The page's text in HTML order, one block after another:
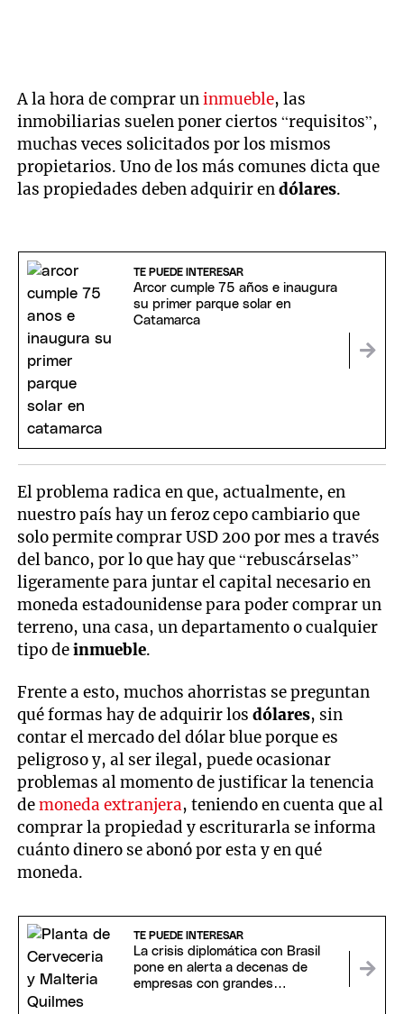
A la hora de comprar uninmueble, las
inmobiliarias suelen poner ciertos “requisitos”,
muchas veces solicitados por los mismos
propietarios. Uno de los más comunes dicta que
las propiedades deben adquirir endólares.
TE PUEDE INTERESAR
Arcor cumple 75 años e inaugura
su primer parque solar en
Catamarca
El problema radica en que, actualmente, en
nuestro país hay un feroz cepo cambiario que
solo permite comprar USD 200 por mes a través
del banco, por lo que hay que “rebuscárselas”
ligeramente para juntar el capital necesario en
moneda estadounidense para poder comprar un
terreno, una casa, un departamento o cualquier
tipo deinmueble.
Frente a esto, muchos ahorristas se preguntan
qué formas hay de adquirir losdólares, sin
contar el mercado del dólar blue porque es
peligroso y, al ser ilegal, puede ocasionar
problemas al momento de justificar la tenencia
demoneda extranjera, teniendo en cuenta que al
comprar la propiedad y escriturarla se informa
cuánto dinero se abonó por esta y en qué
moneda.
TE PUEDE INTERESAR
La crisis diplomática con Brasil
pone en alerta a decenas de
empresas con grandes